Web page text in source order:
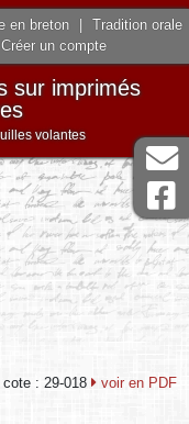
en breton
Tradition orale
un compte
sur imprimés
volantes
: 29-018
voir en PDF